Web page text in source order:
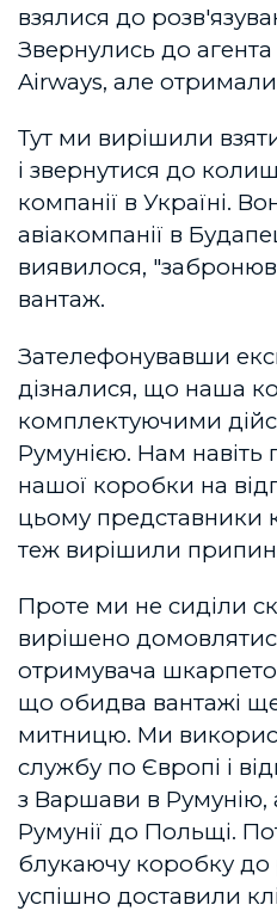
взялися до
Звернулись до агента
Airways, але
Тут ми вирішили
і звернутися до
компанії в Україні.
авіакомпанії в
виявилося,
вантаж.
Зателефонувавши
дізналися, що наша
комплектуючими
Румунією. Нам
нашої коробки на
цьому представники
теж вирішили
Проте ми не сиділи
вирішено
отримувача
що обидва вантажі
митницю. Ми
службу по Європі і
з Варшави в
Румунії до Польщі.
блукаючу коробку до
успішно доставили